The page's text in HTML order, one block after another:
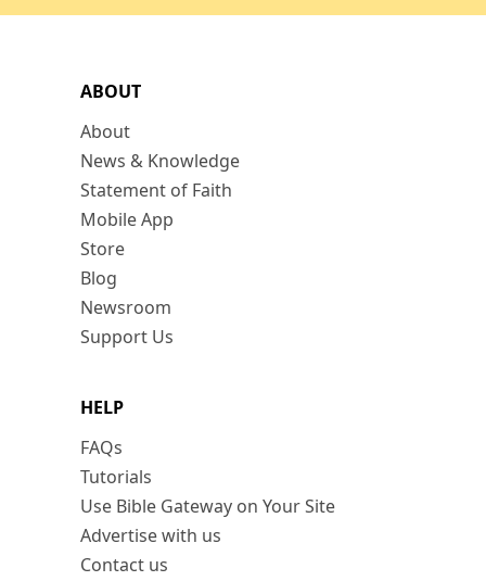
ABOUT
About
News & Knowledge
Statement of Faith
Mobile App
Store
Blog
Newsroom
Support Us
HELP
FAQs
Tutorials
Use Bible Gateway on Your Site
Advertise with us
Contact us